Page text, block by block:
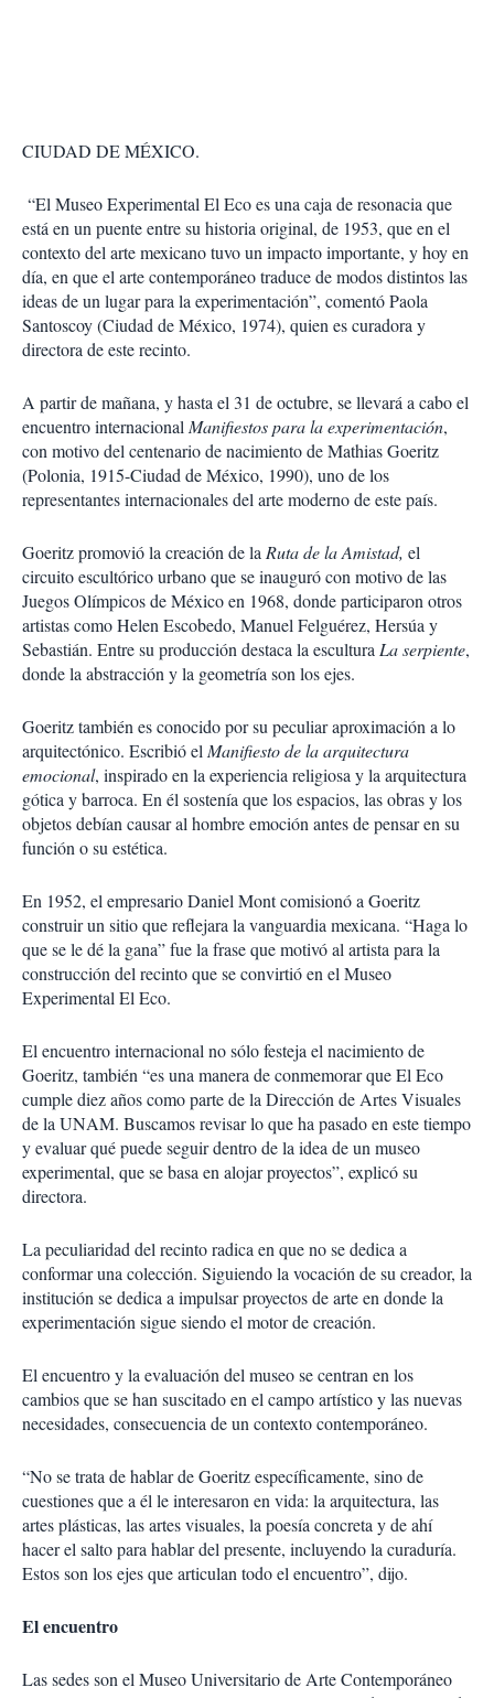
CIUDAD DE MÉXICO.
“El Museo Experimental El Eco es una caja de resonacia que
está en un puente entre su historia original, de 1953, que en el
contexto del arte mexicano tuvo un impacto importante, y hoy en
día, en que el arte contemporáneo traduce de modos distintos las
ideas de un lugar para la experimentación”, comentó Paola
Santoscoy (Ciudad de México, 1974), quien es curadora y
directora de este recinto.
A partir de mañana, y hasta el 31 de octubre, se llevará a cabo el
encuentro internacionalManifiestos para la experimentación,
con motivo del centenario de nacimiento de Mathias Goeritz
(Polonia, 1915-Ciudad de México, 1990), uno de los
representantes internacionales del arte moderno de este país.
Goeritz promovió la creación de laRuta de la Amistad, el
circuito escultórico urbano que se inauguró con motivo de las
Juegos Olímpicos de México en 1968, donde participaron otros
artistas como Helen Escobedo, Manuel Felguérez, Hersúa y
Sebastián. Entre su producción destaca la esculturaLa serpiente,
donde la abstracción y la geometría son los ejes.
Goeritz también es conocido por su peculiar aproximación a lo
arquitectónico. Escribió elManifiesto de la arquitectura
emocional, inspirado en la experiencia religiosa y la arquitectura
gótica y barroca. En él sostenía que los espacios, las obras y los
objetos debían causar al hombre emoción antes de pensar en su
función o su estética.
En 1952, el empresario Daniel Mont comisionó a Goeritz
construir un sitio que reflejara la vanguardia mexicana. “Haga lo
que se le dé la gana” fue la frase que motivó al artista para la
construcción del recinto que se convirtió en el Museo
Experimental El Eco.
El encuentro internacional no sólo festeja el nacimiento de
Goeritz, también “es una manera de conmemorar que El Eco
cumple diez años como parte de la Dirección de Artes Visuales
de la UNAM. Buscamos revisar lo que ha pasado en este tiempo
y evaluar qué puede seguir dentro de la idea de un museo
experimental, que se basa en alojar proyectos”, explicó su
directora.
La peculiaridad del recinto radica en que no se dedica a
conformar una colección. Siguiendo la vocación de su creador, la
institución se dedica a impulsar proyectos de arte en donde la
experimentación sigue siendo el motor de creación.
El encuentro y la evaluación del museo se centran en los
cambios que se han suscitado en el campo artístico y las nuevas
necesidades, consecuencia de un contexto contemporáneo.
“No se trata de hablar de Goeritz específicamente, sino de
cuestiones que a él le interesaron en vida: la arquitectura, las
artes plásticas, las artes visuales, la poesía concreta y de ahí
hacer el salto para hablar del presente, incluyendo la curaduría.
Estos son los ejes que articulan todo el encuentro”, dijo.
El encuentro
Las sedes son el Museo Universitario de Arte Contemporáneo